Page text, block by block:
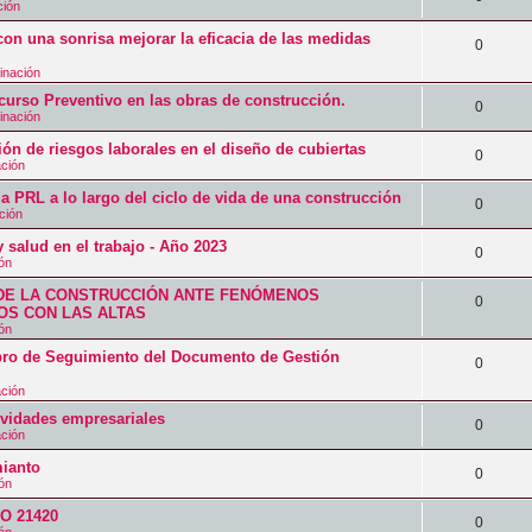
s
t
s
t
a
s
e
t
a
s
p
e
s
t
s
e
p
e
s
t
s
una sonrisa mejorar la eficacia de las medidas
0R
s
p
e
s
t
Preventivo en las obras de construcción. 0R
e
p
u
e
de riesgos laborales en el diseño de cubiertas 0R
e
p
u
e
s
t
a
s
PRL a lo largo del ciclo de vida de una construcción 0R
e
p
e
t
a
s
en el trabajo - Año 2023 0R
e
p
e
t
a
LA CONSTRUCCIÓN ANTE FENÓMENOS
CON LAS ALTAS
0R
s
u
e
t
de Seguimiento del Documento de Gestión
0R
s
p
e
empresariales 0R
e
p
0R
e
21420 0R